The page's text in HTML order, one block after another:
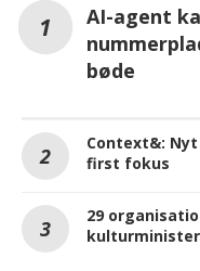
AI-agent
bøde
Context&:
first fokus
29